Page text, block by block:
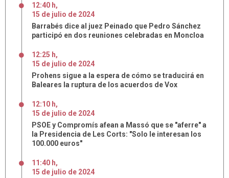
12:40 h,
15 de julio de 2024
Barrabés dice al juez Peinado que Pedro Sánchez
participó en dos reuniones celebradas en Moncloa
12:25 h,
15 de julio de 2024
Prohens sigue a la espera de cómo se traducirá en
Baleares la ruptura de los acuerdos de Vox
12:10 h,
15 de julio de 2024
PSOE y Compromís afean a Massó que se "aferre" a
la Presidencia de Les Corts: "Solo le interesan los
100.000 euros"
11:40 h,
15 de julio de 2024